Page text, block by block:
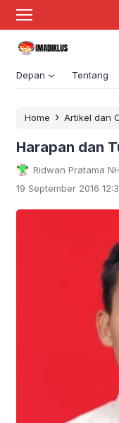
Depan Tentang
Home › Artikel dan
Harapan dan
Ridwan Pratama NH
19 September 2016